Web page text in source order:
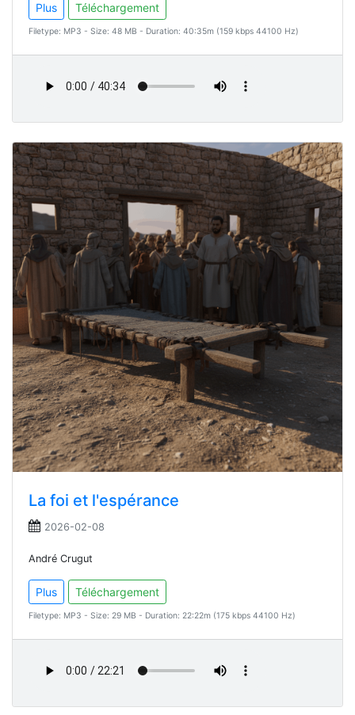
Plus Téléchargement
Filetype: MP3 - Size: 48 MB - Duration: 40:35m (159 kbps 44100 Hz)
La foi et l'espérance
2026-02-08
André Crugut
Plus Téléchargement
Filetype: MP3 - Size: 29 MB - Duration: 22:22m (175 kbps 44100 Hz)